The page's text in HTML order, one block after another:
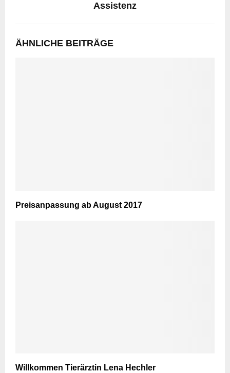
Assistenz
ÄHNLICHE BEITRÄGE
Preisanpassung ab August 2017
Willkommen Tierärztin Lena Hechler